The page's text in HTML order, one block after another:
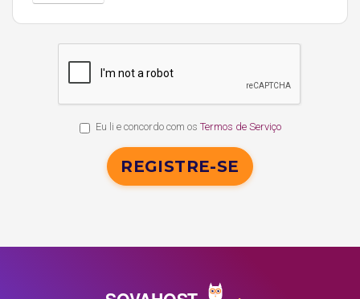
Eu li e concordo com os Termos de Serviço